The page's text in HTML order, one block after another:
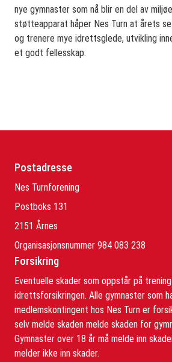
nye gymnaster som nå blir en del av
støtteapparat håper Nes Turn at årets
og trenere mye idrettsglede, utvikling
et godt fellesskap.
Postadresse
Nes Turnforening
Postboks 131
2151 Årnes
Organisasjonsnummer 984 083 238
Forsikring
Eventuelle skader som oppstår på
idrettsforsikringen. Alle gymnaster som
medlemskontingent hos Nes Turn er
selv melde skaden melde skaden for
Gymnaster over 18 år må melde inn
melder ikke inn skader.